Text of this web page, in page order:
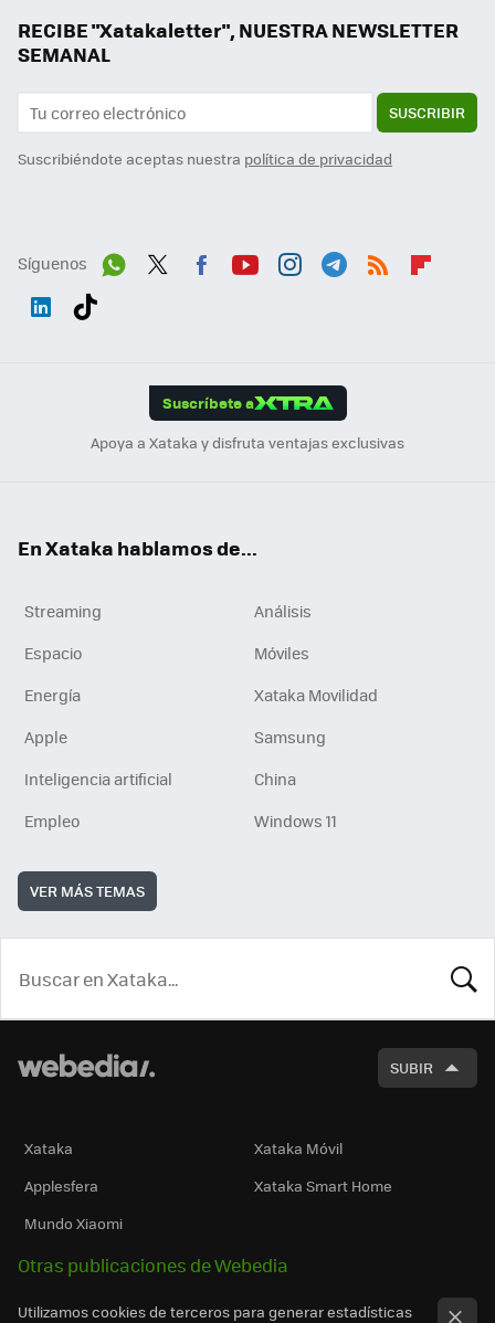
RECIBE "Xatakaletter", NUESTRA NEWSLETTER
SEMANAL
SUSCRIBIR
Suscribiéndote aceptas nuestra política de privacidad
Síguenos
Suscríbete a
Apoya a Xataka y disfruta ventajas exclusivas
En Xataka hablamos de...
Streaming
Análisis
Espacio
Móviles
Energía
Xataka Movilidad
Apple
Samsung
Inteligencia artificial
China
Empleo
Windows 11
VER MÁS TEMAS
SUBIR
Xataka
Xataka Móvil
Applesfera
Xataka Smart Home
Mundo Xiaomi
Otras publicaciones de Webedia
Utilizamos cookies de terceros para generar estadísticas